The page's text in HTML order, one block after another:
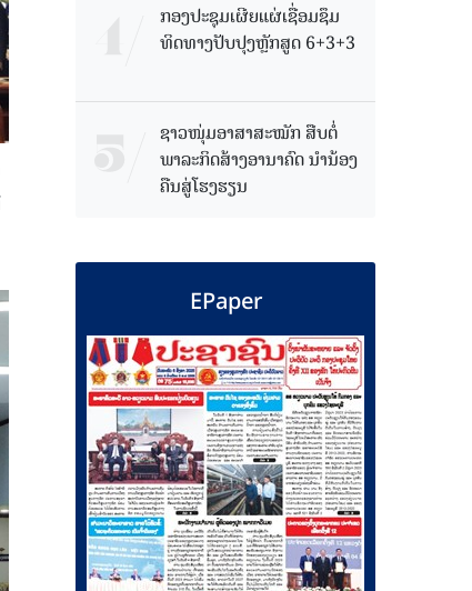
ກອງປະຊຸມເຜີຍແຜ່ເຊື່ອມຊຶມ
ທິດທາງປັບປຸງຫຼັກສູດ 6+3+3
ຊາວໜຸ່ມອາສາສະໝັກ ສືບຕໍ່
ພາລະກິດສ້າງອານາຄົດ ນໍານ້ອງ
ຄືນສູ່ໂຮງຮຽນ
EPaper